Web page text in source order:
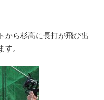
から杉高に長打が飛び出
。